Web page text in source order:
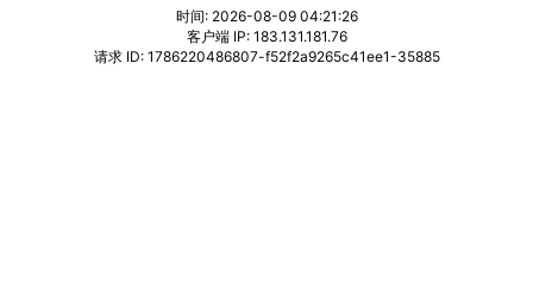
时间: 2026-08-09 04:21:26
客户端 IP: 183.131.181.76
请求 ID: 1786220486807-f52f2a9265c41ee1-35885